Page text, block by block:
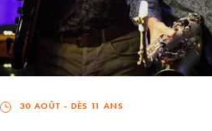
30 AOÛT - DÈS 11 ANS